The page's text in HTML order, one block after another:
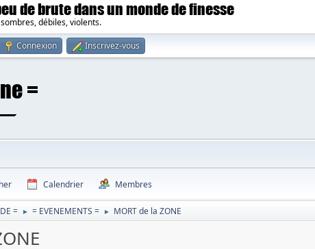
de brute dans un monde de finesse
débiles, violents.
Connexion Inscrivez-vous
Calendrier Membres
= ► = EVENEMENTS = ► MORT de la ZONE